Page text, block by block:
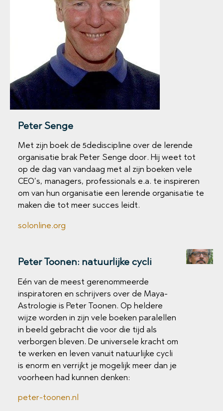
Peter Senge
Met zijn boek de 5dediscipline over de lerende
organisatie brak Peter Senge door. Hij weet tot
op de dag van vandaag met al zijn boeken vele
CEO’s, managers, professionals e.a. te inspireren
om van hun organisatie een lerende organisatie te
maken die tot meer succes leidt.
solonline.org
Peter Toonen: natuurlijke cycli
Eén van de meest gerenommeerde
inspiratoren en schrijvers over de Maya-
Astrologie is Peter Toonen. Op heldere
wijze worden in zijn vele boeken paralellen
in beeld gebracht die voor die tijd als
verborgen bleven. De universele kracht om
te werken en leven vanuit natuurlijke cycli
is enorm en verrijkt je mogelijk meer dan je
voorheen had kunnen denken:
peter-toonen.nl